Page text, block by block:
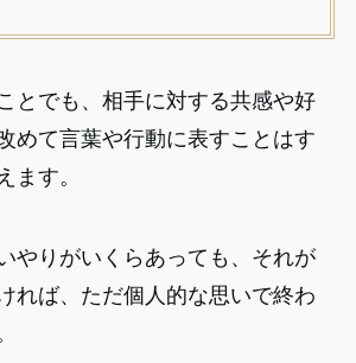
とでも、相手に対する共感や好
めて言葉や行動に表すことはす
ます。
やりがいくらあっても、それが
れば、ただ個人的な思いで終わ